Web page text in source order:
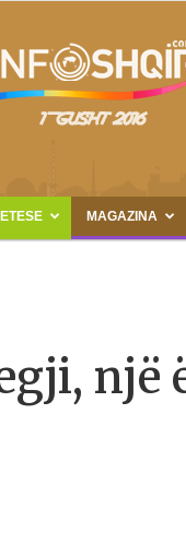
MAGAZINA
një